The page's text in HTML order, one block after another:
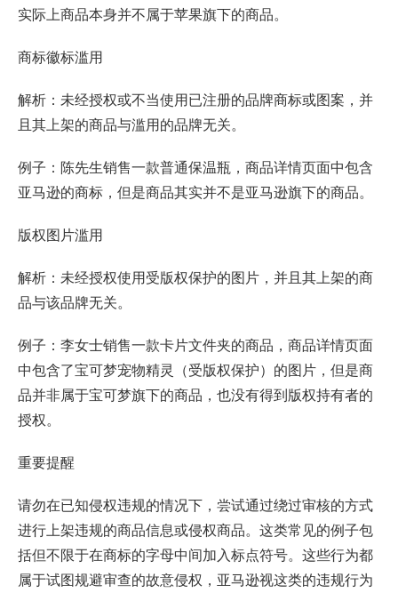
实际上商品本身并不属于苹果旗下的商品。
商标徽标滥用
解析：未经授权或不当使用已注册的品牌商标或图案，并
且其上架的商品与滥用的品牌无关。
例子：陈先生销售一款普通保温瓶，商品详情页面中包含
亚马逊的商标，但是商品其实并不是亚马逊旗下的商品。
版权图片滥用
解析：未经授权使用受版权保护的图片，并且其上架的商
品与该品牌无关。
例子：李女士销售一款卡片文件夹的商品，商品详情页面
中包含了宝可梦宠物精灵（受版权保护）的图片，但是商
品并非属于宝可梦旗下的商品，也没有得到版权持有者的
授权。
重要提醒
请勿在已知侵权违规的情况下，尝试通过绕过审核的方式
进行上架违规的商品信息或侵权商品。这类常见的例子包
括但不限于在商标的字母中间加入标点符号。这些行为都
属于试图规避审查的故意侵权，亚马逊视这类的违规行为